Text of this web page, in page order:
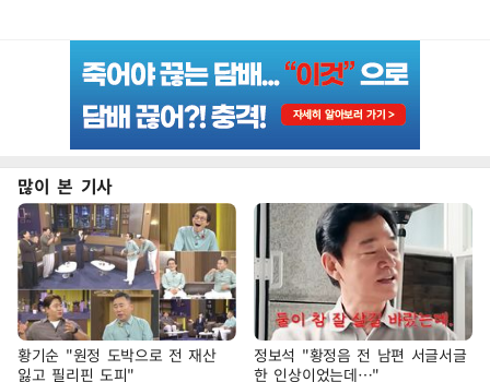
많이 본 기사
황기순 "원정 도박으로 전 재산
잃고 필리핀 도피"
정보석 "황정음 전 남편 서글서글
한 인상이었는데…"